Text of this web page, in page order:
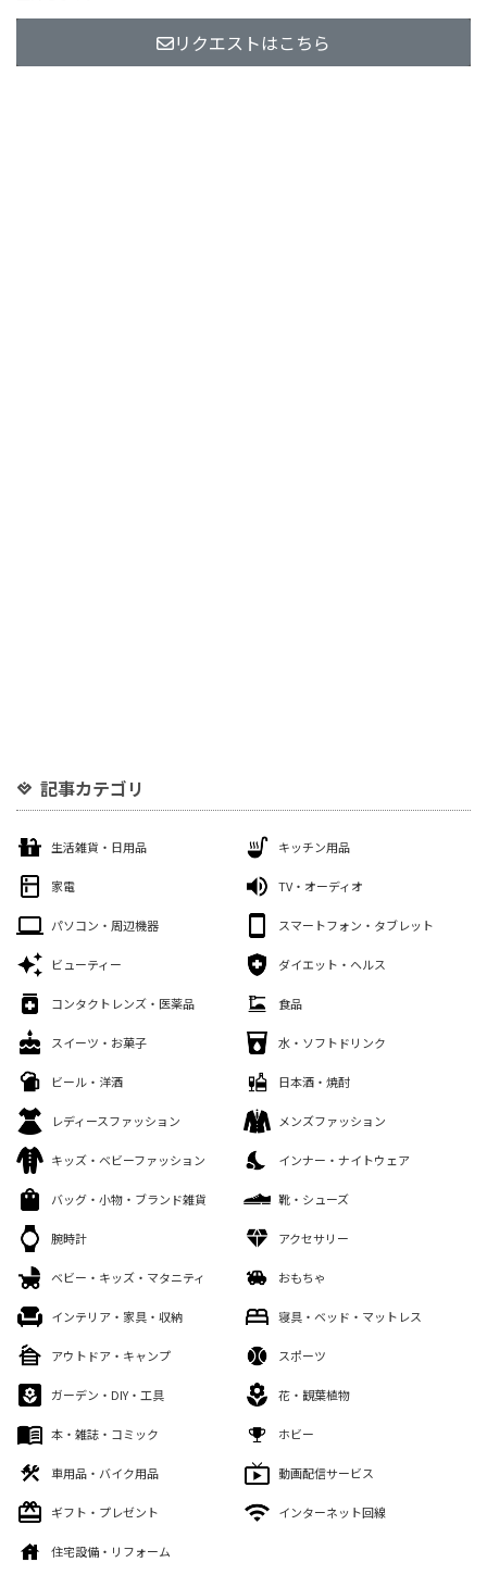
リクエストはこちら
記事カテゴリ
生活雑貨・日用品 キッチン用品
家電 TV・オーディオ
パソコン・周辺機器 スマートフォン・タブレット
ビューティー ダイエット・ヘルス
コンタクトレンズ・医薬品 食品
スイーツ・お菓子 水・ソフトドリンク
ビール・洋酒 日本酒・焼酎
レディースファッション メンズファッション
キッズ・ベビーファッション インナー・ナイトウェア
バッグ・小物・ブランド雑貨 靴・シューズ
腕時計 アクセサリー
ベビー・キッズ・マタニティ おもちゃ
インテリア・家具・収納 寝具・ベッド・マットレス
アウトドア・キャンプ スポーツ
ガーデン・DIY・工具 花・観葉植物
本・雑誌・コミック ホビー
車用品・バイク用品 動画配信サービス
ギフト・プレゼント インターネット回線
住宅設備・リフォーム